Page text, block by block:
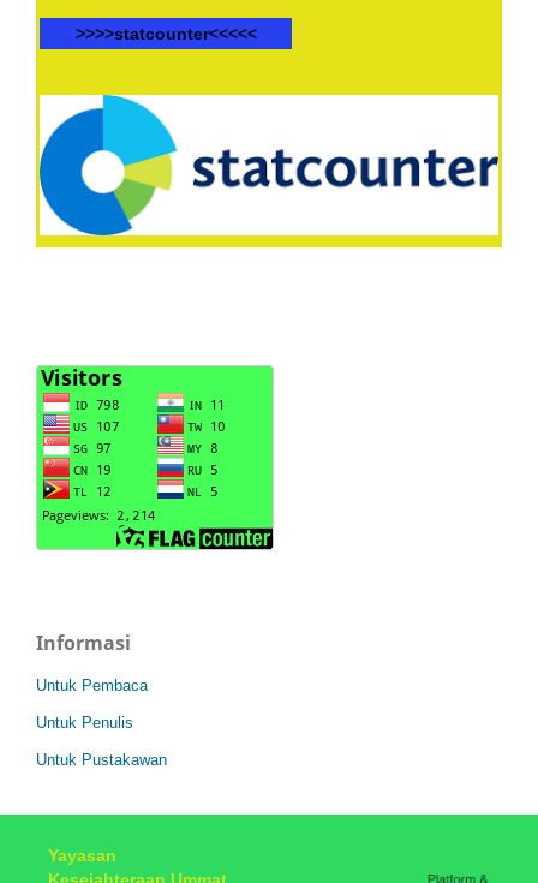
>>>>statcounter<<<<<
Informasi
Untuk Pembaca
Untuk Penulis
Untuk Pustakawan
Yayasan
Kesejahteraan Ummat